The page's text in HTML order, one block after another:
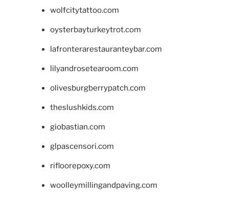
wolfcitytattoo.com
oysterbayturkeytrot.com
lafronterarestauranteybar.com
lilyandrosetearoom.com
olivesburgberrypatch.com
theslushkids.com
giobastian.com
glpascensori.com
rifloorepoxy.com
woolleymillingandpaving.com